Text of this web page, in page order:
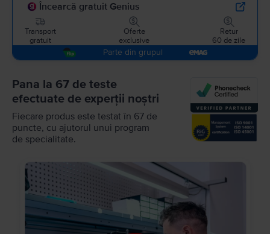
Încearcă gratuit Genius
Transport
gratuit
Oferte
exclusive
Retur
60 de zile
Parte din grupul
Pana la 67 de teste
efectuate de experții noștri
Fiecare produs este testat în 67 de
puncte, cu ajutorul unui program
de specialitate.